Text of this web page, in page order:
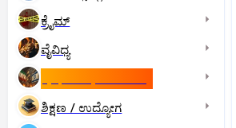
ಕ್ರೈಮ್
ವೈವಿಧ್ಯ
ಶಿಕ್ಷಣ / ಉದ್ಯೋಗ